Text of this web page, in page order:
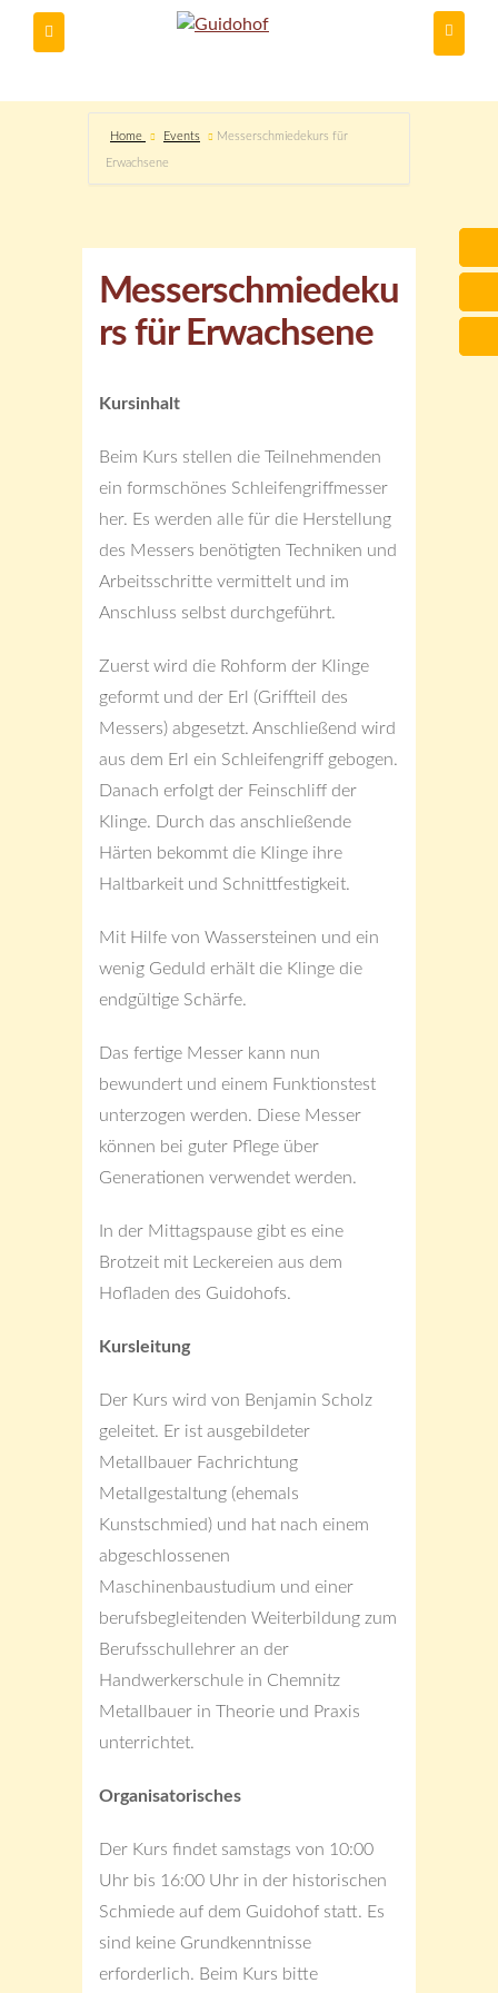
Du
Home Events Messerschmiedekurs für
Erwachsene
Messerschmiedeku
rs für Erwachsene
Kursinhalt
Beim Kurs stellen die Teilnehmenden
ein formschönes Schleifengriffmesser
her. Es werden alle für die Herstellung
des Messers benötigten Techniken und
Arbeitsschritte vermittelt und im
Anschluss selbst durchgeführt.
Zuerst wird die Rohform der Klinge
geformt und der Erl (Griffteil des
Messers) abgesetzt. Anschließend wird
aus dem Erl ein Schleifengriff gebogen.
Danach erfolgt der Feinschliff der
Klinge. Durch das anschließende
Härten bekommt die Klinge ihre
Haltbarkeit und Schnittfestigkeit.
Mit Hilfe von Wassersteinen und ein
wenig Geduld erhält die Klinge die
endgültige Schärfe.
Das fertige Messer kann nun
bewundert und einem Funktionstest
unterzogen werden. Diese Messer
können bei guter Pflege über
Generationen verwendet werden.
In der Mittagspause gibt es eine
Brotzeit mit Leckereien aus dem
Hofladen des Guidohofs.
Kursleitung
Der Kurs wird von Benjamin Scholz
geleitet. Er ist ausgebildeter
Metallbauer Fachrichtung
Metallgestaltung (ehemals
Kunstschmied) und hat nach einem
abgeschlossenen
Maschinenbaustudium und einer
berufsbegleitenden Weiterbildung zum
Berufsschullehrer an der
Handwerkerschule in Chemnitz
Metallbauer in Theorie und Praxis
unterrichtet.
Organisatorisches
Der Kurs findet samstags von 10:00
Uhr bis 16:00 Uhr in der historischen
Schmiede auf dem Guidohof statt. Es
sind keine Grundkenntnisse
erforderlich. Beim Kurs bitte